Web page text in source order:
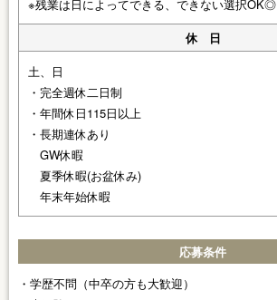
※残業は日によってできる、できない選択OK◎
休 日
土、日
・完全週休二日制
・年間休日115日以上
・長期連休あり
GW休暇
夏季休暇(お盆休み)
年末年始休暇
応募条件
・学歴不問（中卒の方も大歓迎）